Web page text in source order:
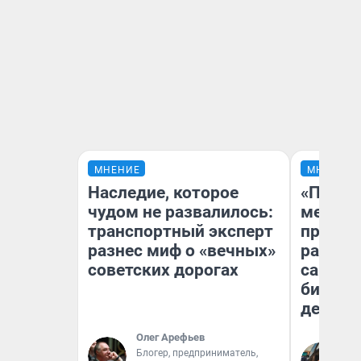
МНЕНИЕ
Наследие, которое
чудом не развалилось:
транспортный эксперт
разнес миф о «вечных»
советских дорогах
Олег Арефьев
Блогер, предприниматель,
МНЕНИЕ
самом